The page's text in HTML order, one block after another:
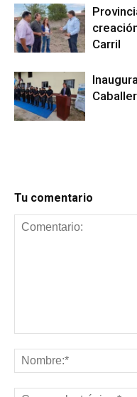
Carril
Tu comentario